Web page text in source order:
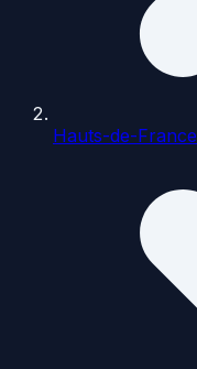
Hauts-de-France